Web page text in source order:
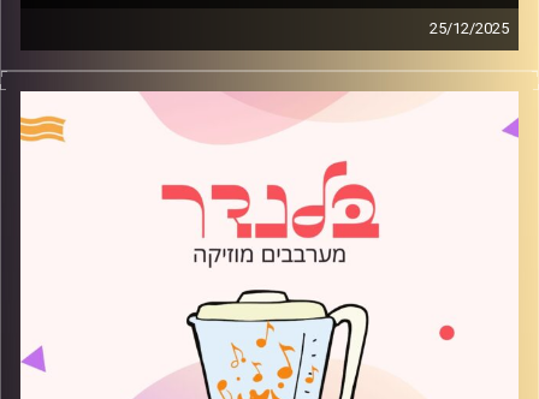
25/12/2025
מוזיקה רגועה לפתוח איתה את הבוקר בהגשת שיר חיימוב
קרדיט תמונות:
AudioVersity